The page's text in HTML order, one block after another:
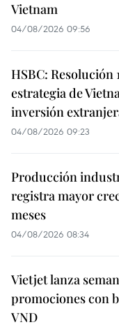
Vietnam
04/08/2026 09:56
HSBC: Resolución
estrategia de
inversión
04/08/2026 09:23
Producción
registra mayor
meses
04/08/2026 08:34
Vietjet lanza
promociones con
VND